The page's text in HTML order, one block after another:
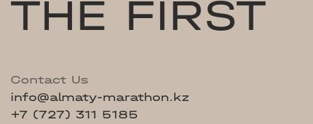
THE FIRST
Contact Us
info@almaty-marathon.kz
+7 (727) 311 5185